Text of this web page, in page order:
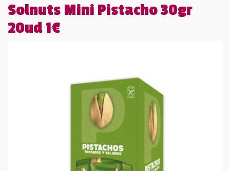
Solnuts Mini Pistacho 30gr
20ud 1€